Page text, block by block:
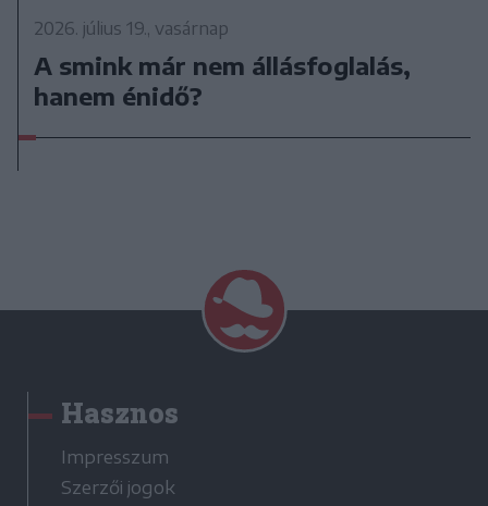
2026. július 19., vasárnap
A smink már nem állásfoglalás,
hanem énidő?
Hasznos
Impresszum
Szerzői jogok